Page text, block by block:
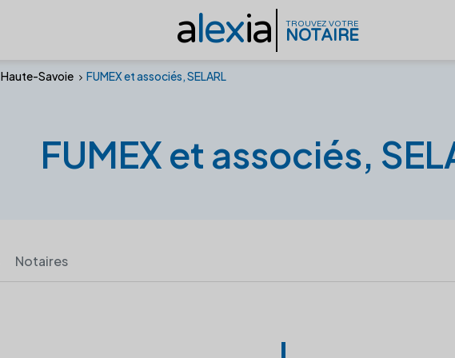
alexia TROUVEZ VOTRE
NOTAIRE
Haute-Savoie FUMEX et associés, SELARL
FUMEX et associés,
Notaires